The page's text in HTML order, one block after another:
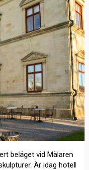
beläget vid Mälaren
Är idag hotell